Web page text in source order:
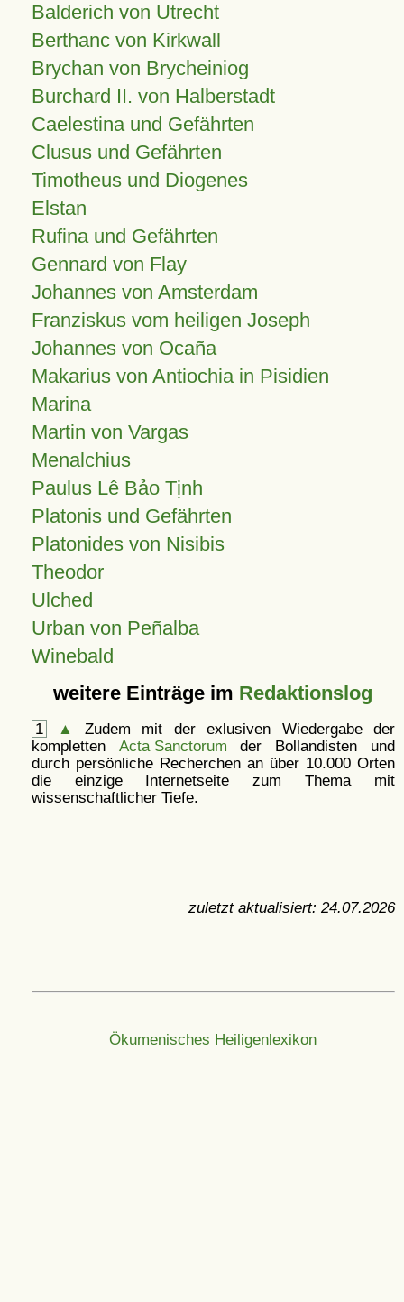
Balderich von Utrecht
Berthanc von Kirkwall
Brychan von Brycheiniog
Burchard II. von Halberstadt
Caelestina und Gefährten
Clusus und Gefährten
Timotheus und Diogenes
Elstan
Rufina und Gefährten
Gennard von Flay
Johannes von Amsterdam
Franziskus vom heiligen Joseph
Johannes von Ocaña
Makarius von Antiochia in Pisidien
Marina
Martin von Vargas
Menalchius
Paulus Lê Bảo Tịnh
Platonis und Gefährten
Platonides von Nisibis
Theodor
Ulched
Urban von Peñalba
Winebald
weitere Einträge im Redaktionslog
1 ▲
Zudem mit der exlusiven Wiedergabe der
kompletten Acta Sanctorum der Bollandisten und
durch persönliche Recherchen an über 10.000 Orten
die einzige Internetseite zum Thema mit
wissenschaftlicher Tiefe.
zuletzt aktualisiert: 24.07.2026
Ökumenisches Heiligenlexikon